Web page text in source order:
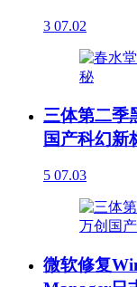
3 07.02
三体第二季
国产科幻新
5 07.03
微软修复